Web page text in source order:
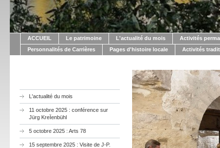
ACCUEIL Le patrimoine L'actualité du mois
Activités
Personnalités de Carrières
Pages d'histoire locale Activités
L'actualité du mois
11 octobre 2025 : conférence sur
Jürg KreÏenbühl
5 octobre 2025 : Arts 78
15 septembre 2025 : Visite de J-P.